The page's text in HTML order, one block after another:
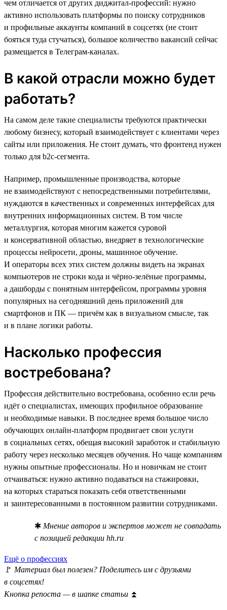
чем отличается от других диджитал-профессий: нужно
активно использовать платформы по поиску сотрудников
и профильные аккаунты компаний в соцсетях (не стоит
бояться туда стучаться), большое количество вакансий сейчас
размещается в Телеграм-каналах.
В какой отрасли можно будет
работать?
На самом деле такие специалисты требуются практически
любому бизнесу, который взаимодействует с клиентами через
сайты или приложения. Не стоит думать, что фронтенд нужен
только для b2c-сегмента.
Например, промышленные производства, которые
не взаимодействуют с непосредственными потребителями,
нуждаются в качественных и современных интерфейсах для
внутренних информационных систем. В том числе
металлургия, которая многим кажется суровой
и консервативной областью, внедряет в технологические
процессы нейросети, дроны, машинное обучение.
И операторы всех этих систем должны видеть на экранах
компьютеров не строки кода и чёрно-зелёные программы,
а дашборды с понятным интерфейсом, программы уровня
популярных на сегодняшний день приложений для
смартфонов и ПК — причём как в визуальном смысле, так
и в плане логики работы.
Насколько профессия
востребована?
Профессия действительно востребована, особенно если речь
идёт о специалистах, имеющих профильное образование
и необходимые навыки. В последнее время большое число
обучающих онлайн-платформ продвигает свои услуги
в социальных сетях, обещая высокий заработок и стабильную
работу через несколько месяцев обучения. Но чаще компаниям
нужны опытные профессионалы. Но и новичкам не стоит
отчаиваться: нужно активно подаваться на стажировки,
на которых стараться показать себя ответственными
и заинтересованными в постоянном развитии сотрудниками.
✱ Мнение авторов и экспертов может не совпадать
с позицией редакции hh.ru
Ещё о профессиях
🚩 Материал был полезен? Поделитесь им с друзьями
в соцсетях!
Кнопка репоста — в шапке статьи ⏫